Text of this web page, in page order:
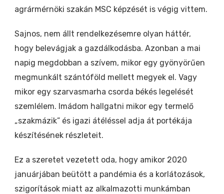
agrármérnöki szakán MSC képzését is végig vittem.
Sajnos, nem állt rendelkezésemre olyan háttér,
hogy belevágjak a gazdálkodásba. Azonban a mai
napig megdobban a szívem, mikor egy gyönyörűen
megmunkált szántóföld mellett megyek el. Vagy
mikor egy szarvasmarha csorda békés legelését
szemlélem. Imádom hallgatni mikor egy termelő
„szakmázik” és igazi átéléssel adja át portékája
készítésének részleteit.
Ez a szeretet vezetett oda, hogy amikor 2020
januárjában beütött a pandémia és a korlátozások,
szigorítások miatt az alkalmazotti munkámban